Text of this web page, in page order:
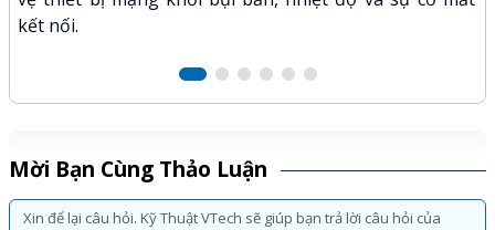
kết nối.
Mời Bạn Cùng Thảo Luận